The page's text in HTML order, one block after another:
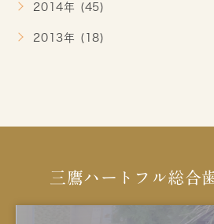
2014年 (45)
2013年 (18)
三鷹ハートフル総合